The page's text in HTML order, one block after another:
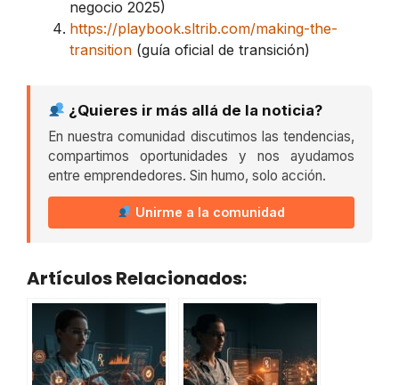
negocio 2025)
https://playbook.sltrib.com/making-the-
transition (guía oficial de transición)
¿Quieres ir más allá de la noticia?
En nuestra comunidad discutimos las tendencias,
compartimos oportunidades y nos ayudamos
entre emprendedores. Sin humo, solo acción.
Unirme a la comunidad
Artículos Relacionados: